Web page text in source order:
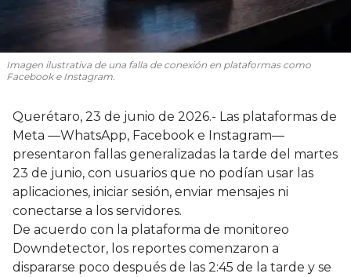
Imagen ilustrativa de una falla de conexión en plataformas como
Facebook e Instagram.
Querétaro, 23 de junio de 2026.- Las plataformas de
Meta —WhatsApp, Facebook e Instagram—
presentaron fallas generalizadas la tarde del martes
23 de junio, con usuarios que no podían usar las
aplicaciones, iniciar sesión, enviar mensajes ni
conectarse a los servidores.
De acuerdo con la plataforma de monitoreo
Downdetector, los reportes comenzaron a
dispararse poco después de las 2:45 de la tarde y se